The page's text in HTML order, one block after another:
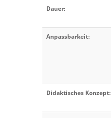
Dauer:
Anpassbarkeit:
Didaktisches Konzept: